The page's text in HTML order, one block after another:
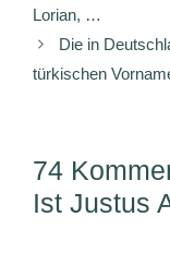
Lorian, …
Die in
türkischen
74
Ist Justus